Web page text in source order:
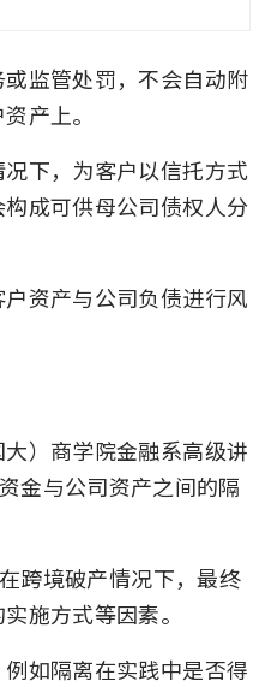
监管处罚，不会自动附
产上。
下，为客户以信托方式
成可供母公司债权人分
资产与公司负债进行风
）商学院金融系高级讲
金与公司资产之间的隔
跨境破产情况下，最终
施方式等因素。
如隔离在实践中是否得